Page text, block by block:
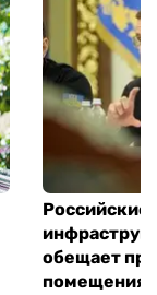
Российские
обещает
помещения